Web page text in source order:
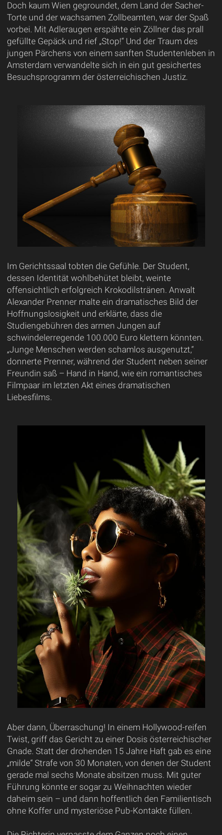
Doch kaum Wien gegroundet, dem Land der Sacher-
Torte und der wachsamen Zollbeamten, war der Spaß
vorbei. Mit Adleraugen erspähte ein Zöllner das prall
gefüllte Gepäck und rief „Stop!“ Und der Traum des
jungen Pärchens von einem sanften Studentenleben in
Amsterdam verwandelte sich in ein gut gesichertes
Besuchsprogramm der österreichischen Justiz.
Im Gerichtssaal tobten die Gefühle. Der Student,
dessen Identität wohlbehütet bleibt, weinte
offensichtlich erfolgreich Krokodilstränen. Anwalt
Alexander Prenner malte ein dramatisches Bild der
Hoffnungslosigkeit und erklärte, dass die
Studiengebühren des armen Jungen auf
schwindelerregende 100.000 Euro klettern könnten.
„Junge Menschen werden schamlos ausgenutzt,“
donnerte Prenner, während der Student neben seiner
Freundin saß – Hand in Hand, wie ein romantisches
Filmpaar im letzten Akt eines dramatischen
Liebesfilms.
Aber dann, Überraschung! In einem Hollywood-reifen
Twist, griff das Gericht zu einer Dosis österreichischer
Gnade. Statt der drohenden 15 Jahre Haft gab es eine
„milde“ Strafe von 30 Monaten, von denen der Student
gerade mal sechs Monate absitzen muss. Mit guter
Führung könnte er sogar zu Weihnachten wieder
daheim sein – und dann hoffentlich den Familientisch
ohne Koffer und mysteriöse Pub-Kontakte füllen.